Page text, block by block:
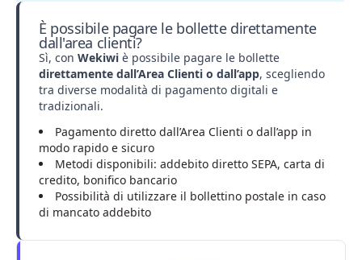
È possibile pagare le bollette direttamente
dall'area clienti?
Sì, con Wekiwi è possibile pagare le bollette
direttamente dall’Area Clienti o dall’app, scegliendo
tra diverse modalità di pagamento digitali e
tradizionali.
Pagamento diretto dall’Area Clienti o dall’app in
modo rapido e sicuro
Metodi disponibili: addebito diretto SEPA, carta di
credito, bonifico bancario
Possibilità di utilizzare il bollettino postale in caso
di mancato addebito